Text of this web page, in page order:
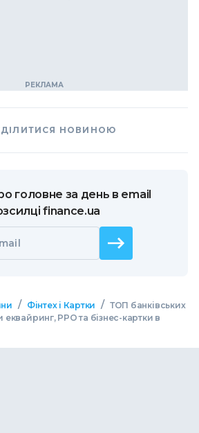
НОВИНОЮ
головне за день в email
finance.ua
/ Фінтех і Картки / ТОП банківських
РРО та бізнес-картки в